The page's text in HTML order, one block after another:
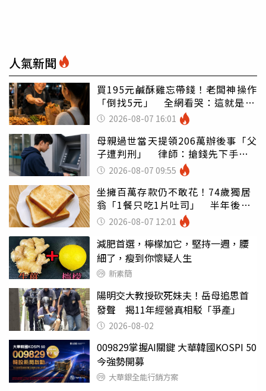
人氣新聞
買195元鹹酥雞忘帶錢！老闆神操作
「倒找5元」 全網看哭：這就是台
灣 2026-08-07 16:01
母親過世當天提領206萬辦後事「父
子遭判刑」 律師：搶錢先下手是
罪 2026-08-07 09:55
坐擁百萬存款仍不敢花！74歲獨居
翁「1餐只吃1片吐司」 半年後暴
瘦嚇壞女兒
2026-08-07 12:01
減肥首選，檸檬加它，堅持一週，腰
細了，瘦到你懷疑人生
新素簡
陽明交大教授砍死妹夫！岳母追思首
發聲 揭11年經營真相駁「爭產」
2026-08-02
009829掌握AI關鍵 大華韓國KOSPI 50
今強勢開募
大華銀全能行銷方案